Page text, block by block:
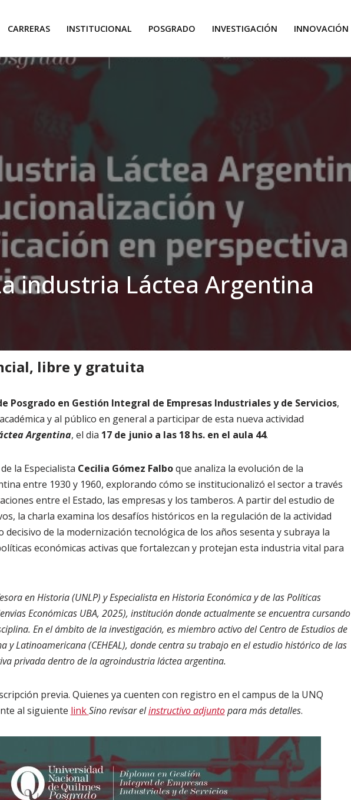
CARRERAS INSTITUCIONAL POSGRADO INVESTIGACIÓN INNOVACIÓN
industria Láctea Argentina
libre y gratuita
Posgrado en Gestión Integral de Empresas Industriales y de Servicios,
y al público en general a participar de esta nueva actividad
Argentina, el dia 17 de junio a las 18 hs. en el aula 44.
la Especialista Cecilia Gómez Falboque analiza la evolución de la
entre 1930 y 1960, explorando cómo se institucionalizó el sector a través
entre el Estado, las empresas y los tamberos. A partir del estudio de
la charla examina los desafíos históricos en la regulación de la actividad
decisivo de la modernización tecnológica de los años sesenta y subraya la
económicas activas que fortalezcan y protejan esta industria vital para
en Historia (UNLP) y Especialista en Historia Económica y de las Políticas
Económicas UBA, 2025), institución donde actualmente se encuentra cursando
En el ámbito de la investigación, es miembro activo del Centro de Estudios de
y Latinoamericana (CEHEAL), donde centra su trabajo en el estudio histórico de las
privada dentro de la agroindustria láctea argentina.
previa. Quienes ya cuenten con registro en el campus de la UNQ
al siguiente linkSino revisar elinstructivo adjuntopara más detalles.